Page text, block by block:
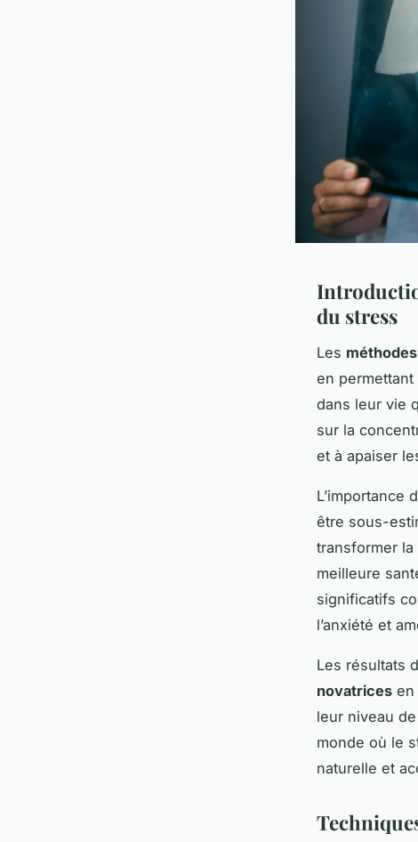
du stress
Les
en permettant
dans leur vie
sur la
et à apaiser
L’importance
être sous-
transformer
meilleure
significatifs
l’anxiété et
Les résultats
novatrices en
leur niveau
monde où le
naturelle et